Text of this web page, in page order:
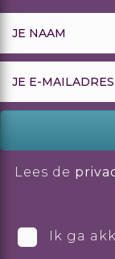
Lees de
Ik ga